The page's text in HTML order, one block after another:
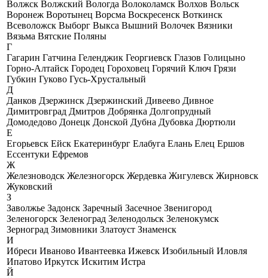
Волжск Волжский Вологда Волоколамск Волхов Вольск
Воронеж Воротынец Ворсма Воскресенск Воткинск
Всеволожск Выборг Выкса Вышний Волочек Вязники
Вязьма Вятские Поляны
Г
Гагарин Гатчина Геленджик Георгиевск Глазов Голицыно
Горно-Алтайск Городец Гороховец Горячий Ключ Грязи
Губкин Гуково Гусь-Хрустальный
Д
Данков Дзержинск Дзержинский Дивеево Дивное
Димитровград Дмитров Добрянка Долгопрудный
Домодедово Донецк Донской Дубна Дубовка Дюртюли
Е
Егорьевск Ейск Екатеринбург Елабуга Елань Елец Ершов
Ессентуки Ефремов
Ж
Железноводск Железногорск Жердевка Жигулевск Жирновск
Жуковский
З
Заволжье Задонск Заречный Засечное Звенигород
Зеленогорск Зеленоград Зеленодольск Зеленокумск
Зерноград Зимовники Златоуст Знаменск
И
Ибреси Иваново Ивантеевка Ижевск Изобильный Иловля
Ипатово Иркутск Искитим Истра
Й